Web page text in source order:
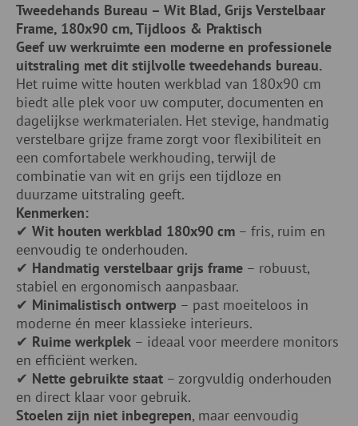
Tweedehands Bureau – Wit Blad, Grijs Verstelbaar
Frame, 180x90 cm, Tijdloos & Praktisch
Geef uw werkruimte een moderne en professionele
uitstraling met dit stijlvolle tweedehands bureau.
Het ruime witte houten werkblad van 180x90 cm
biedt alle plek voor uw computer, documenten en
dagelijkse werkmaterialen. Het stevige, handmatig
verstelbare grijze frame zorgt voor flexibiliteit en
een comfortabele werkhouding, terwijl de
combinatie van wit en grijs een tijdloze en
duurzame uitstraling geeft.
Kenmerken:
✔ Wit houten werkblad 180x90 cm – fris, ruim en
eenvoudig te onderhouden.
✔ Handmatig verstelbaar grijs frame – robuust,
stabiel en ergonomisch aanpasbaar.
✔ Minimalistisch ontwerp – past moeiteloos in
moderne én meer klassieke interieurs.
✔ Ruime werkplek – ideaal voor meerdere monitors
en efficiënt werken.
✔ Nette gebruikte staat – zorgvuldig onderhouden
en direct klaar voor gebruik.
Stoelen zijn niet inbegrepen, maar eenvoudig